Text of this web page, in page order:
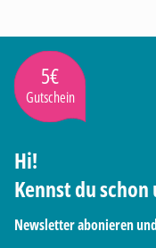
5€
Gutschein
Hi!
Kennst du
Newsletter abonieren